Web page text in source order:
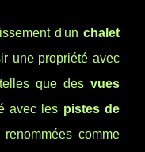
d'un chalet
une propriété avec
que des vues
avec les pistes de
comme